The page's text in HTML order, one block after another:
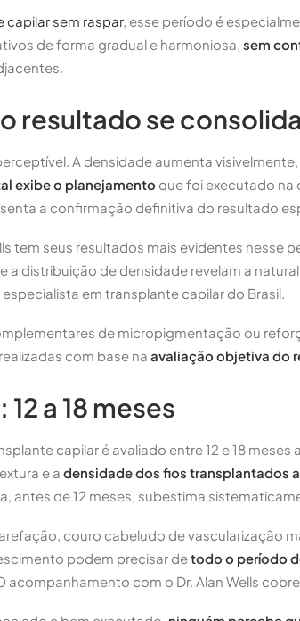
capilar sem raspar, esse período é
de forma gradual e harmoniosa, sem
o resultado se consolida
A densidade aumenta
exibe o planejamento que foi executado na
a confirmação definitiva do resultado
tem seus resultados mais evidentes nesse
a distribuição de densidade revelam a
em transplante capilar do Brasil.
de micropigmentação ou
com base na avaliação objetiva do
a 18 meses
capilar é avaliado entre 12 e 18
e a densidade dos fios transplantados
antes de 12 meses, subestima
couro cabeludo de vascularização
podem precisar detodo o período
com o Dr. Alan Wells